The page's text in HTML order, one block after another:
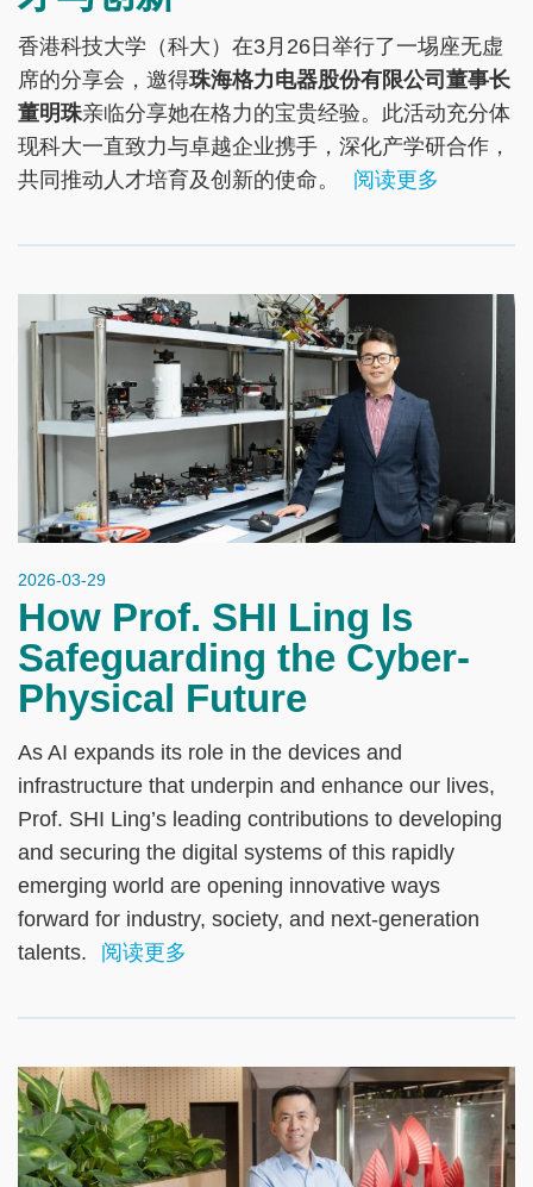
香港科技大学（科大）在3月26日举行了一埸座无虚
席的分享会，邀得珠海格力电器股份有限公司董事长
董明珠亲临分享她在格力的宝贵经验。此活动充分体
现科大一直致力与卓越企业携手，深化产学研合作，
共同推动人才培育及创新的使命。
阅读更多
2026-03-29
How Prof. SHI Ling Is
Safeguarding the Cyber-
Physical Future
As AI expands its role in the devices and
infrastructure that underpin and enhance our lives,
Prof. SHI Ling’s leading contributions to developing
and securing the digital systems of this rapidly
emerging world are opening innovative ways
forward for industry, society, and next-generation
talents.
阅读更多